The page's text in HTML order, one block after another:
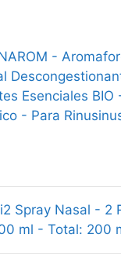
-
Esenciales BIO
- Para
Spray Nasal - 2
ml - Total: 200